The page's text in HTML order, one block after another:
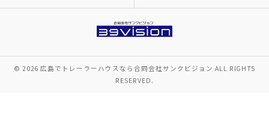
© 2026 広島でトレーラーハウスなら合同会社サンクビジョン ALL RIGHTS
RESERVED.